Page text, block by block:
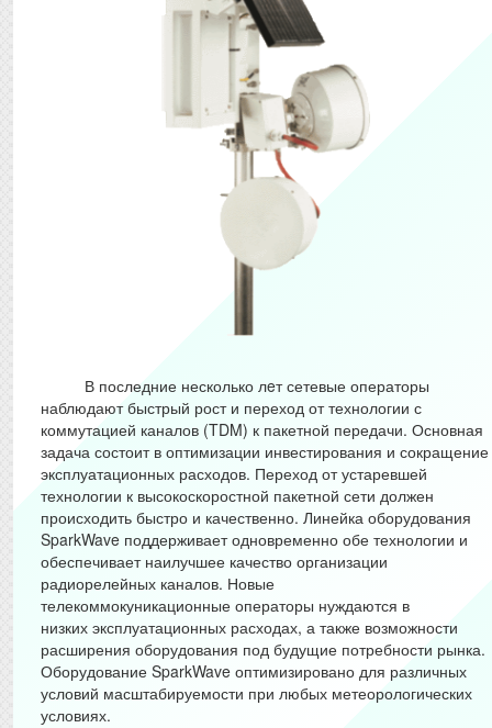
В последние несколько лeт сетевые операторы
наблюдают быстрый рост и переход от технологии с
коммутацией каналов (TDM) к пакетной передачи. Основная
задача состоит в оптимизации инвестирования и сокращение
эксплуатационных расходов. Переход от устаревшей
технологии к высокоскоростной пакетной сети должен
происходить быстро и качественно. Линейка оборудования
SparkWave поддерживает одновременно обе технологии и
обеспечивает наилучшее качество организации
радиорелейных каналов. Новые
телекоммокуникационные операторы нуждаются в
низких эксплуатационных расходах, а также возможности
расширения оборудования под будущие потребности рынка.
Оборудование SparkWave оптимизировано для различных
условий масштабируемости при любых метеорологических
условиях.